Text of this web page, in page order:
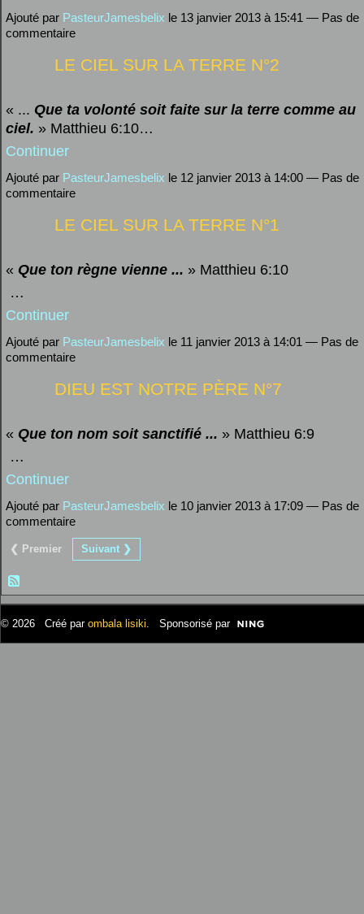
Ajouté par PasteurJamesbelix le 13 janvier 2013 à 15:41 — Pas de
commentaire
LE CIEL SUR LA TERRE N°2
« ... Que ta volonté soit faite sur la terre comme au
ciel. » Matthieu 6:10…
Continuer
Ajouté par PasteurJamesbelix le 12 janvier 2013 à 14:00 — Pas de
commentaire
LE CIEL SUR LA TERRE N°1
« Que ton règne vienne ... » Matthieu 6:10
…
Continuer
Ajouté par PasteurJamesbelix le 11 janvier 2013 à 14:01 — Pas de
commentaire
DIEU EST NOTRE PÈRE N°7
« Que ton nom soit sanctifié ... » Matthieu 6:9
…
Continuer
Ajouté par PasteurJamesbelix le 10 janvier 2013 à 17:09 — Pas de
commentaire
❮ Premier Suivant ❯
© 2026 Créé par ombala lisiki . Sponsorisé par